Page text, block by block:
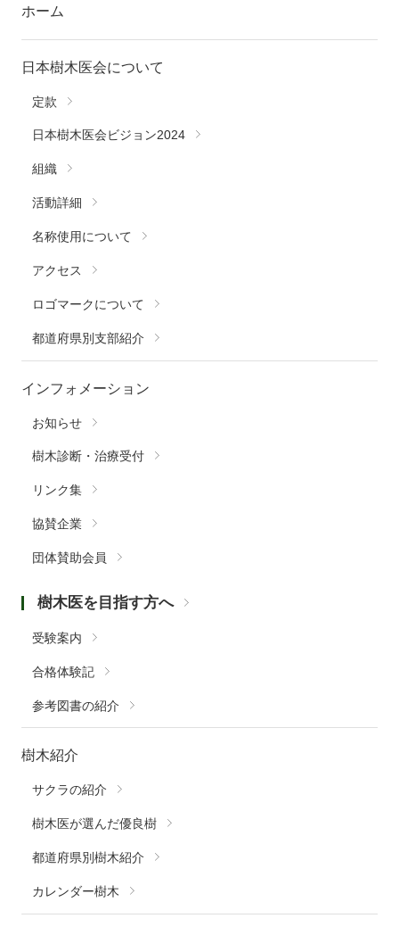
ホーム
日本樹木医会について
定款
日本樹木医会ビジョン2024
組織
活動詳細
名称使用について
アクセス
ロゴマークについて
都道府県別支部紹介
インフォメーション
お知らせ
樹木診断・治療受付
リンク集
協賛企業
団体賛助会員
樹木医を目指す方へ
受験案内
合格体験記
参考図書の紹介
樹木紹介
サクラの紹介
樹木医が選んだ優良樹
都道府県別樹木紹介
カレンダー樹木